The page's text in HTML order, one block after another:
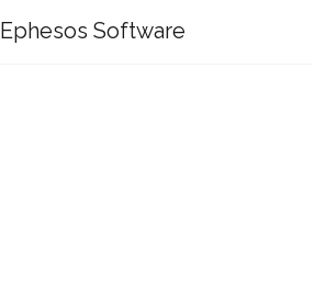
Ephesos Software